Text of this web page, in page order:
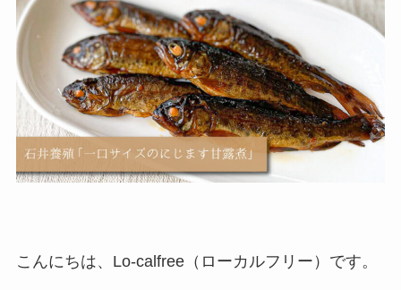
こんにちは、Lo-calfree（ローカルフリー）です。